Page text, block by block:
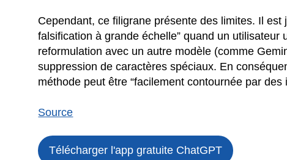
Cependant, ce filigrane présente des limites. Il est
falsification à grande échelle” quand un
reformulation avec un autre modèle (comme
suppression de caractères spéciaux. En
méthode peut être “facilement contournée par des
Source
Télécharger l'app gratuite ChatGPT